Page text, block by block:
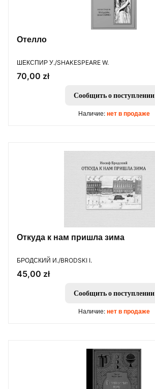
Отелло
ПРОИЗВОДИТЕЛЬ
ШЕКСПИР У./SHAKESPEARE W.
Цена
70,00 zł
Сообщить о поступлении
Наличие: нет в продаже
Откуда к нам пришла зима
ПРОИЗВОДИТЕЛЬ
БРОДСКИЙ И./BRODSKI I.
Цена
45,00 zł
Сообщить о поступлении
Наличие: нет в продаже